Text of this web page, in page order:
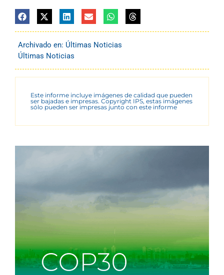
Archivado en: Últimas Noticias
Últimas Noticias
Este informe incluye imágenes de calidad que pueden
ser bajadas e impresas. Copyright IPS, estas imágenes
sólo pueden ser impresas junto con este informe